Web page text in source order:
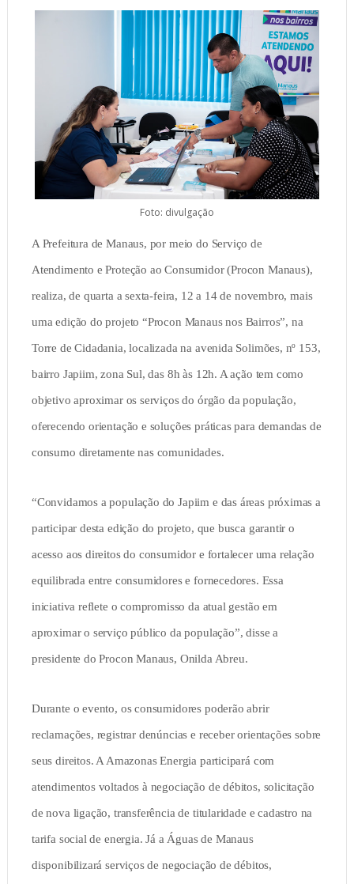
Foto: divulgação
A Prefeitura de Manaus, por meio do Serviço de
Atendimento e Proteção ao Consumidor (Procon Manaus),
realiza, de quarta a sexta-feira, 12 a 14 de novembro, mais
uma edição do projeto “Procon Manaus nos Bairros”, na
Torre de Cidadania, localizada na avenida Solimões, nº 153,
bairro Japiim, zona Sul, das 8h às 12h. A ação tem como
objetivo aproximar os serviços do órgão da população,
oferecendo orientação e soluções práticas para demandas de
consumo diretamente nas comunidades.
“Convidamos a população do Japiim e das áreas próximas a
participar desta edição do projeto, que busca garantir o
acesso aos direitos do consumidor e fortalecer uma relação
equilibrada entre consumidores e fornecedores. Essa
iniciativa reflete o compromisso da atual gestão em
aproximar o serviço público da população”, disse a
presidente do Procon Manaus, Onilda Abreu.
Durante o evento, os consumidores poderão abrir
reclamações, registrar denúncias e receber orientações sobre
seus direitos. A Amazonas Energia participará com
atendimentos voltados à negociação de débitos, solicitação
de nova ligação, transferência de titularidade e cadastro na
tarifa social de energia. Já a Águas de Manaus
disponibilizará serviços de negociação de débitos,